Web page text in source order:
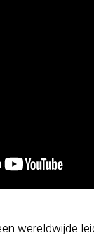
wereldwijde